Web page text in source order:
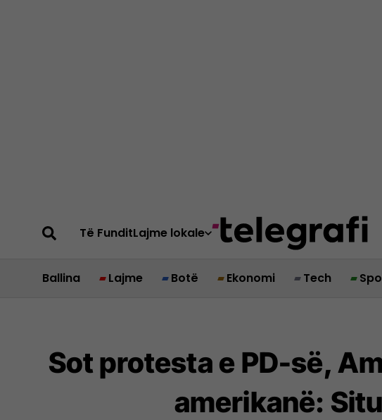
Të FunditLajme lokale
Ballina Lajme Botë Ekonomi Tech
Sot protesta e PD-së,
amerikanë: